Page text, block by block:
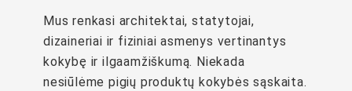
Mus renkasi architektai, statytojai,
dizaineriai ir fiziniai asmenys vertinantys
kokybę ir ilgaamžiškumą. Niekada
nesiūlėme pigių produktų kokybės sąskaita.